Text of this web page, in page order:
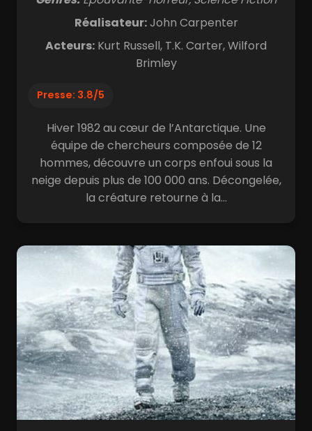
Réalisateur:John Carpenter
Acteurs: Kurt Russell, T.K. Carter, Wilford
Brimley
Presse: 3.8/5
Hiver 1982 au cœur de l’Antarctique. Une
équipe de chercheurs composée de 12
hommes, découvre un corps enfoui sous la
neige depuis plus de 100 000 ans. Décongelée,
la créature retourne à la...